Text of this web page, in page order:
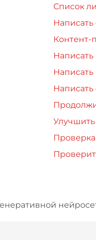
Список
Контент-
Написать
Написать
Написать
Улучшить